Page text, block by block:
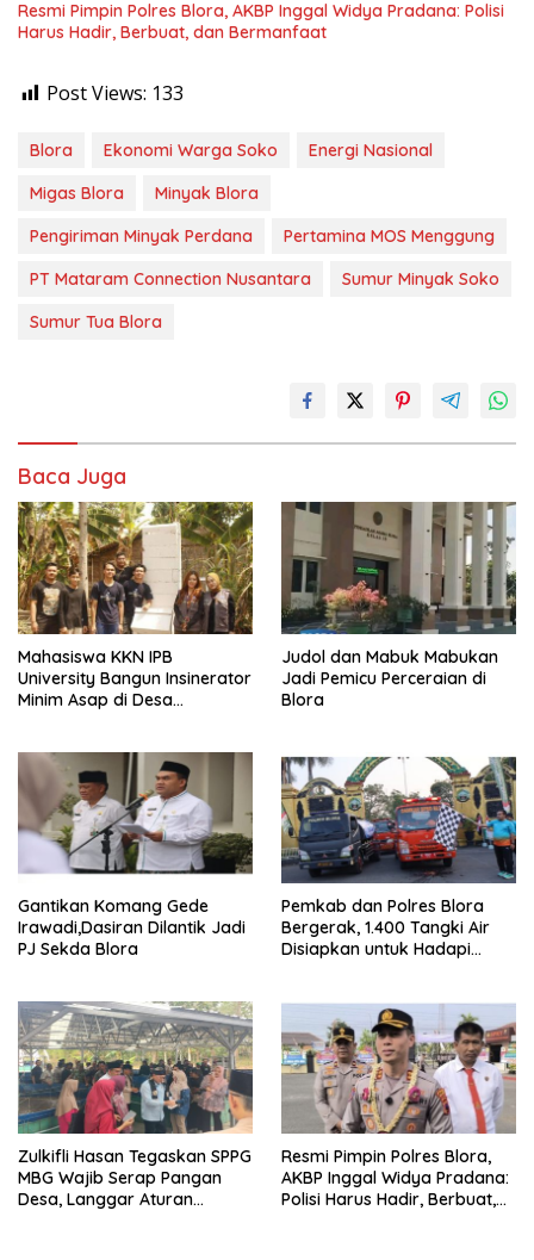
Resmi Pimpin Polres Blora, AKBP Inggal Widya Pradana: Polisi
Harus Hadir, Berbuat, dan Bermanfaat
Post Views: 133
Blora Ekonomi Warga Soko
Energi Nasional
Migas Blora
Minyak Blora
Pengiriman Minyak Perdana
Pertamina MOS Menggung
PT Mataram Connection Nusantara
Sumur Minyak Soko
Sumur Tua Blora
Baca Juga
Mahasiswa KKN IPB
University Bangun Insinerator
Minim Asap di Desa
Lingkungan ‎
Judol dan Mabuk Mabukan
Jadi Pemicu Perceraian di
Blora
Gantikan Komang Gede
Irawadi,Dasiran Dilantik Jadi
PJ Sekda Blora
Pemkab dan Polres Blora
Bergerak, 1.400 Tangki Air
Disiapkan untuk Hadapi
Zulkifli Hasan Tegaskan SPPG
MBG Wajib Serap Pangan
Desa, Langgar Aturan
Resmi Pimpin Polres Blora,
AKBP Inggal Widya Pradana:
Polisi Harus Hadir, Berbuat,